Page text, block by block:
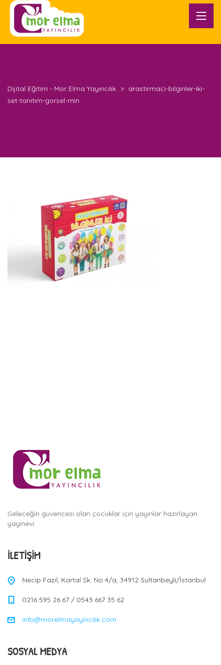
Dijital Eğitim - Mor Elma Yayıncılık > arastirmaci-bilginler-iki-
set-tanitim-gorsel-min
Geleceğin güvencesi olan çocuklar için yayınlar hazırlayan
yayınevi
İLETIŞIM
Necip Fazıl, Kartal Sk. No:4/a, 34912 Sultanbeyli/İstanbul
0216 595 26 67 / 0543 667 35 62
info@morelmayayincilik.com
SOSYAL MEDYA